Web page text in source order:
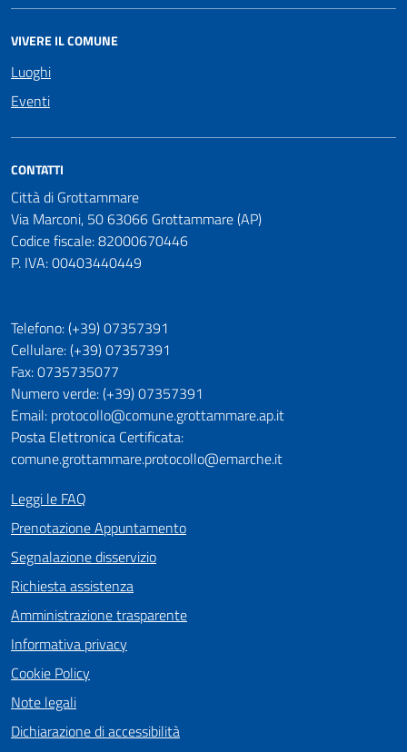
VIVERE IL COMUNE
Luoghi
Eventi
CONTATTI
Città di Grottammare
Via Marconi, 50 63066 Grottammare (AP)
Codice fiscale: 82000670446
P. IVA: 00403440449
Telefono: (+39) 07357391
Cellulare: (+39) 07357391
Fax: 0735735077
Numero verde: (+39) 07357391
Email: protocollo@comune.grottammare.ap.it
Posta Elettronica Certificata:
comune.grottammare.protocollo@emarche.it
Leggi le FAQ
Prenotazione Appuntamento
Segnalazione disservizio
Richiesta assistenza
Amministrazione trasparente
Informativa privacy
Cookie Policy
Note legali
Dichiarazione di accessibilità